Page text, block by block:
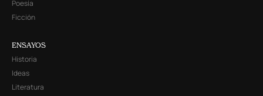
Poesía
Ficción
ENSAYOS
Historia
Ideas
Literatura